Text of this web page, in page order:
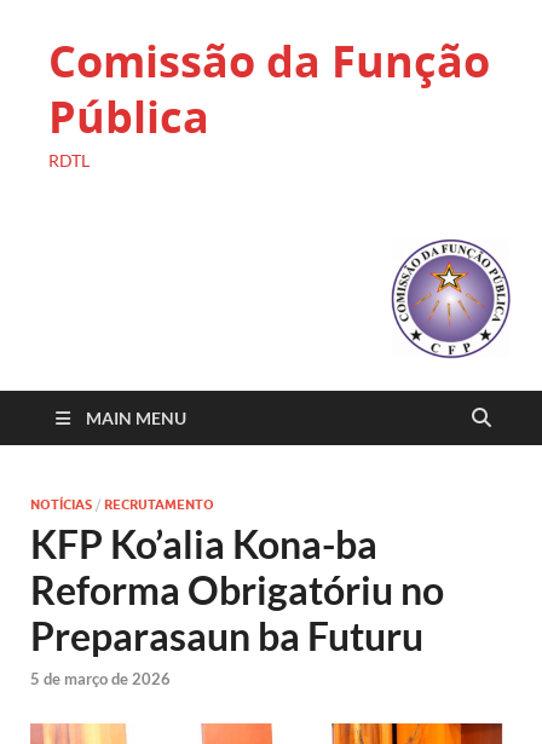
Comissão da Função
Pública
RDTL
MAIN MENU
NOTÍCIAS / RECRUTAMENTO
KFP Ko’alia Kona-ba
Reforma Obrigatóriu no
Preparasaun ba Futuru
5 de março de 2026